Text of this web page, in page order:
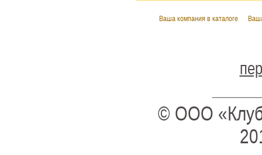
Ваша компания в каталоге
© ООО